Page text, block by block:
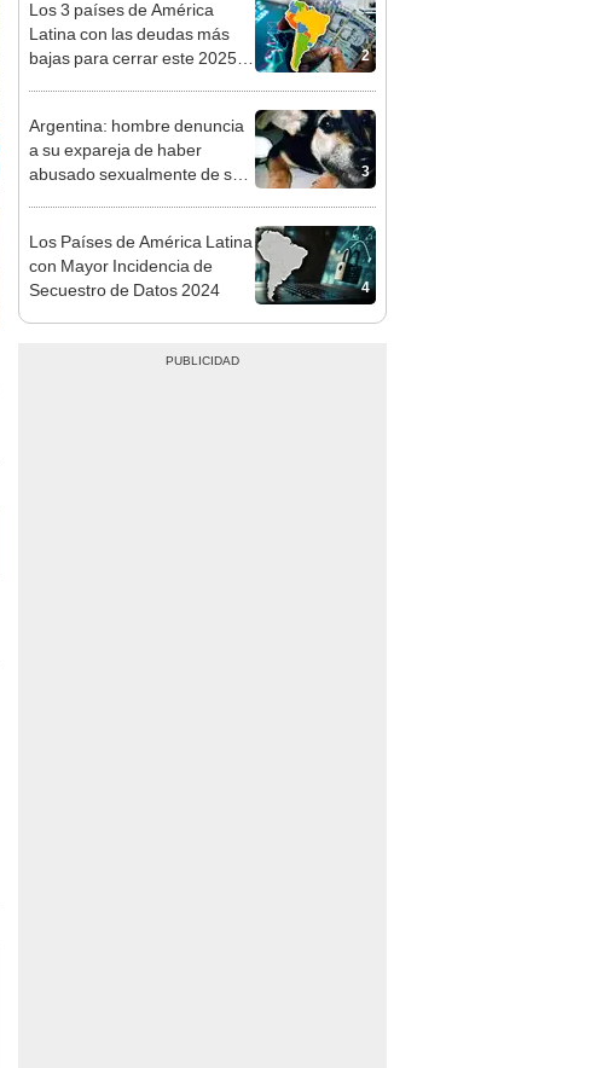
2
Los 3 países de América
Latina con las deudas más
bajas para cerrar este 2025,
3
Argentina: hombre denuncia
a su expareja de haber
abusado sexualmente de su
4
Los Países de América Latina
con Mayor Incidencia de
Secuestro de Datos 2024